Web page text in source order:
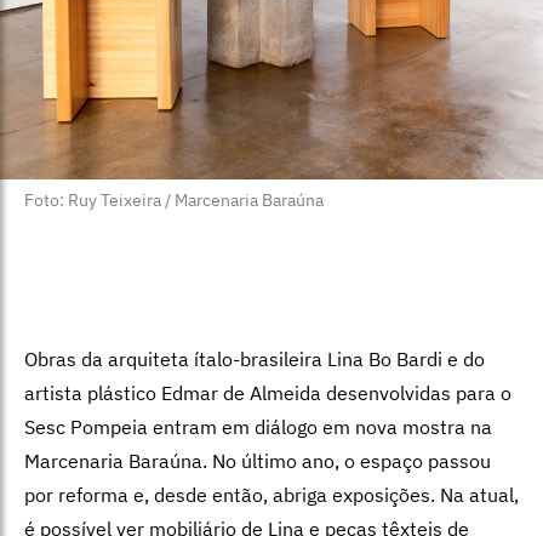
Foto: Ruy Teixeira / Marcenaria Baraúna
Obras da arquiteta ítalo-brasileira Lina Bo Bardi e do
artista plástico Edmar de Almeida desenvolvidas para o
Sesc Pompeia entram em diálogo em nova mostra na
Marcenaria Baraúna. No último ano, o espaço passou
por reforma e, desde então, abriga exposições. Na atual,
é possível ver mobiliário de Lina e peças têxteis de